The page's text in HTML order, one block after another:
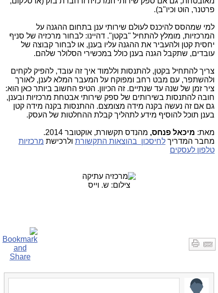
פרטנר, הוט וכיו"ב).
למי שמהסס להיכנס לעולם שירותי ענן בתחום ההגנה על
המרכזיות, מומלץ להתחיל "בקטן". דהיינו: לבחור מרכזיה של סניף
יחסית קטן ולהעביר את ההגנה עליו בענן, או לבחור קבוצה של
עובדים, שתקבל הגנה בענן כולל במכשירי הסלולר שלהם.
צריך להתחיל בקטן, להתנסות וללמוד איך זה עובד, להפיק לקחים
ולהשתפר, עם מבט רחב ומפוקח על המעבר המלא לענן, לאורך
ציר זמן של שנה עד שנתיים. זה הכיוון. הטיפ החשוב ביותר כאן הוא:
חובה להתנסות בשירותים של ספק שירותי אבטחת מרכזיות ובענן,
גם אם זה נעשה בקנה מידה מצומצם. ההתנסות בקנה מידה קטן
בענן תוכל להוסיף מידע לתהליך קבלת ההחלטות של העסק.
מאת: מיכאל פנחס, מהנדס תקשורת, אוקטובר 2014.
מחבר המדריך לחיסכון בהוצאות התקשורת ולרכישת מרכזיות
טלפון לעסקים
צילום: ש. וייס